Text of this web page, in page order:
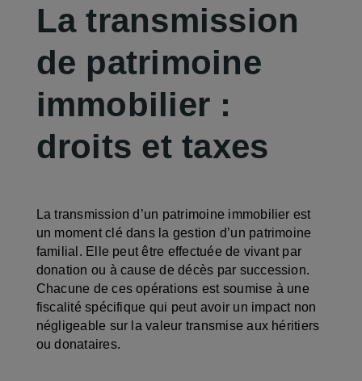
La transmission
de patrimoine
immobilier :
droits et taxes
La transmission d’un patrimoine immobilier est
un moment clé dans la gestion d’un patrimoine
familial. Elle peut être effectuée de vivant par
donation ou à cause de décès par succession.
Chacune de ces opérations est soumise à une
fiscalité spécifique qui peut avoir un impact non
négligeable sur la valeur transmise aux héritiers
ou donataires.